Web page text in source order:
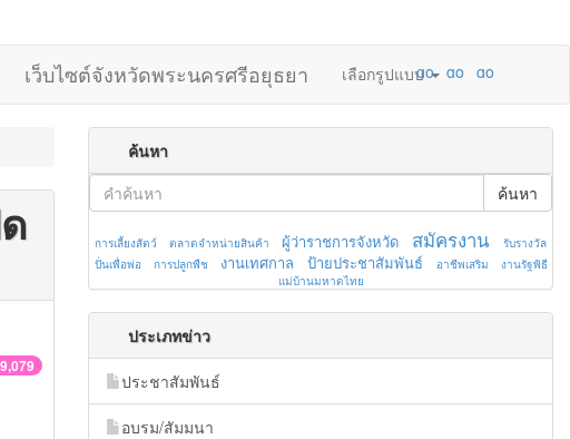
เว็บไซต์จังหวัดพระนครศรีอยุธยา เลือกรูปแบบ
ค้นหา
ค้นหา
การเลี้ยงสัตว์ ตลาดจำหน่ายสินค้า ผู้ว่าราชการจังหวัด สมัครงาน
รับรางวัล
ปั่นเพื่อพ่อ
การปลูกพืช งานเทศกาล ป้ายประชาสัมพันธ์ อาชีพเสริม
งานรัฐพิธี
แม่บ้านมหาดไทย
ประเภทข่าว
ประชาสัมพันธ์
อบรม/สัมมนา